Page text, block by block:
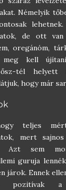
Némelyik
de ott
oregánóm,
meg kell
tél helyett
hogy már
teljes
mert
Azt sem
guruja
járok. Ennek
pozitívak a